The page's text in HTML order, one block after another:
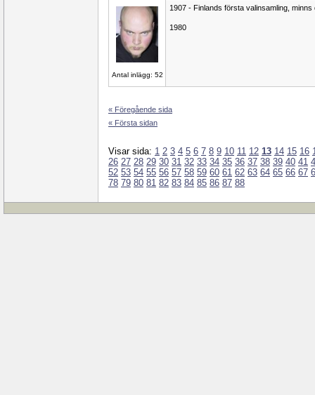
Antal inlägg: 52
1907 - Finlands första valinsamling,
1980
« Föregående sida
« Första sidan
Visar sida: 1 2 3 4 5 6 7 8 9 10 11 12 13 14 15 16
26 27 28 29 30 31 32 33 34 35 36 37 38 39 40 41
52 53 54 55 56 57 58 59 60 61 62 63 64 65 66 67
78 79 80 81 82 83 84 85 86 87 88